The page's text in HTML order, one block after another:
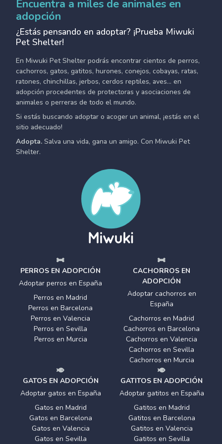
Encuentra a miles de animales en
adopción
¿Estás pensando en adoptar? ¡Prueba Miwuki
Pet Shelter!
En Miwuki Pet Shelter podrás encontrar cientos de perros,
cachorros, gatos, gatitos, hurones, conejos, cobayas, ratas,
ratones, chinchillas, jerbos, cerdos reptiles, aves... en
adopción procedentes de protectoras y asociaciones de
animales o perreras de todo el mundo.
Si estás buscando adoptar o acoger un animal, ¡estás en el
sitio adecuado!
Adopta. Salva una vida, gana un amigo. Con Miwuki Pet
Shelter.
PERROS EN ADOPCIÓN
Adoptar perros en España
Perros en Madrid
Perros en Barcelona
Perros en Valencia
Perros en Sevilla
Perros en Murcia
CACHORROS EN
ADOPCIÓN
Adoptar cachorros en
España
Cachorros en Madrid
Cachorros en Barcelona
Cachorros en Valencia
Cachorros en Sevilla
Cachorros en Murcia
GATOS EN ADOPCIÓN
Adoptar gatos en España
Gatos en Madrid
Gatos en Barcelona
Gatos en Valencia
Gatos en Sevilla
GATITOS EN ADOPCIÓN
Adoptar gatitos en España
Gatitos en Madrid
Gatitos en Barcelona
Gatitos en Valencia
Gatitos en Sevilla